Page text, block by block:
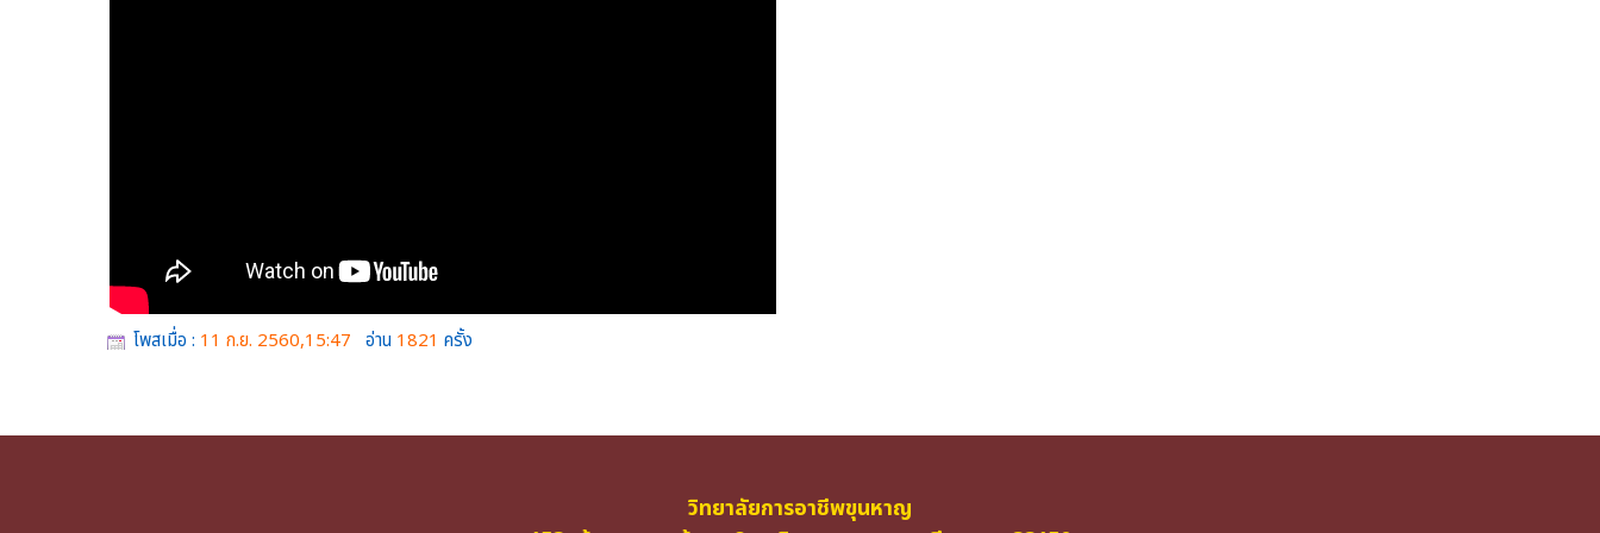
โพสเมื่อ : 11 ก.ย. 2560,15:47 อ่าน 1821 ครั้ง
วิทยาลัยการอาชีพขุนหาญ